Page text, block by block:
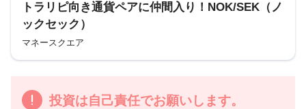
トラリピ向き通貨ペアに仲間入り！NOK/SEK（ノ
ックセック）
マネースクエア
投資は自己責任でお願いします。